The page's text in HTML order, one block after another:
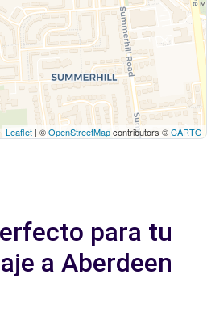
Leaflet | ©OpenStreetMapcontributors ©CARTO
para tu
a Aberdeen